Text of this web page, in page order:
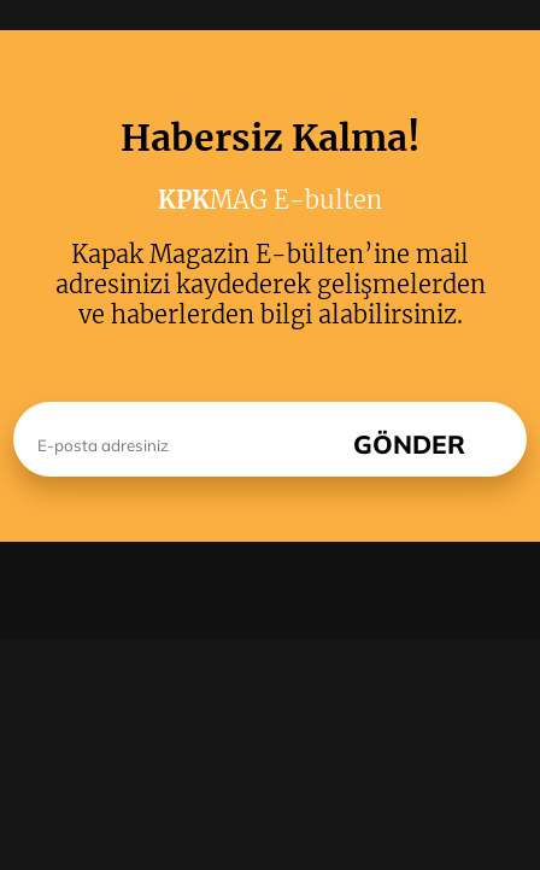
Habersiz Kalma!
KPKMAG E-bulten
Kapak Magazin E-bülten’ine mail
adresinizi kaydederek gelişmelerden
ve haberlerden bilgi alabilirsiniz.